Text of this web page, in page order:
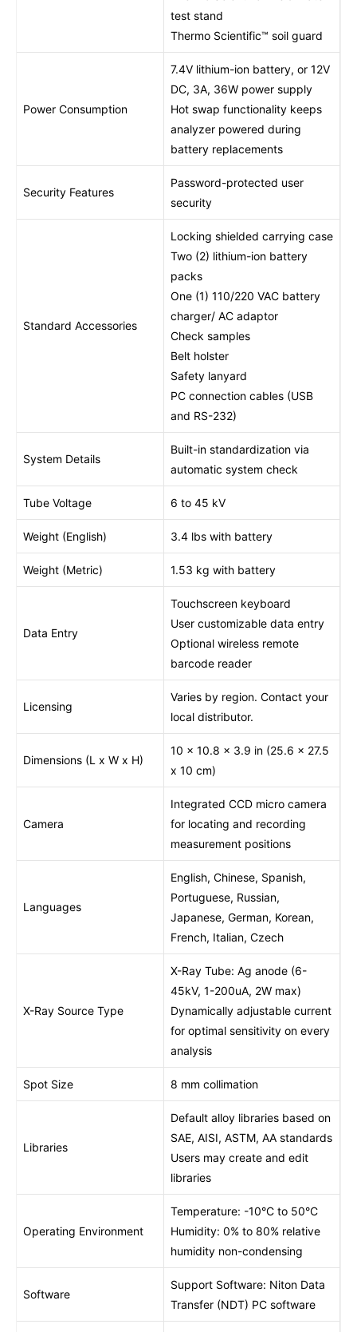
test stand
Thermo Scientific™ soil guard
Power Consumption
7.4V lithium-ion battery, or 12V
DC, 3A, 36W power supply
Hot swap functionality keeps
analyzer powered during
battery replacements
Security Features
Password-protected user
security
Standard Accessories
Locking shielded carrying case
Two (2) lithium-ion battery
packs
One (1) 110/220 VAC battery
charger/ AC adaptor
Check samples
Belt holster
Safety lanyard
PC connection cables (USB
and RS-232)
System Details
Built-in standardization via
automatic system check
Tube Voltage 6 to 45 kV
Weight (English) 3.4 lbs with battery
Weight (Metric) 1.53 kg with battery
Data Entry
Touchscreen keyboard
User customizable data entry
Optional wireless remote
barcode reader
Licensing
Varies by region. Contact your
local distributor.
Dimensions (L x W x H)
10 x 10.8 x 3.9 in (25.6 x 27.5
x 10 cm)
Camera
Integrated CCD micro camera
for locating and recording
measurement positions
Languages
English, Chinese, Spanish,
Portuguese, Russian,
Japanese, German, Korean,
French, Italian, Czech
X-Ray Source Type
X-Ray Tube: Ag anode (6-
45kV, 1-200uA, 2W max)
Dynamically adjustable current
for optimal sensitivity on every
analysis
Spot Size 8 mm collimation
Libraries
Default alloy libraries based on
SAE, AISI, ASTM, AA standards
Users may create and edit
libraries
Operating Environment
Temperature: -10°C to 50°C
Humidity: 0% to 80% relative
humidity non-condensing
Software
Support Software: Niton Data
Transfer (NDT) PC software